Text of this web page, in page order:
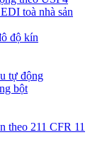
toà nhà sản
độ kín
tự động
bột
theo 211 CFR 11